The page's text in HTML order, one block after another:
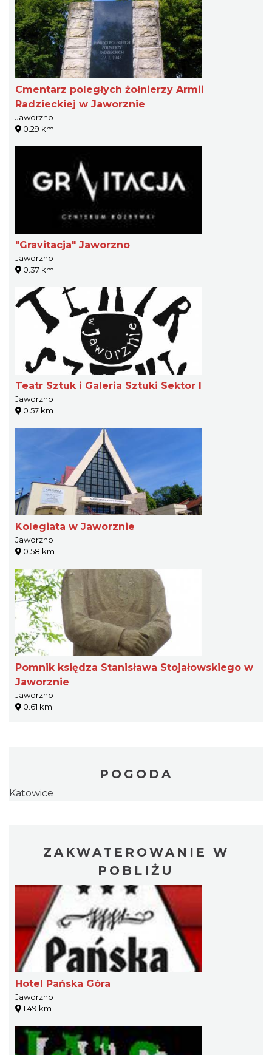
Cmentarz poległych żołnierzy Armii
Radzieckiej w Jaworznie
Jaworzno
0.29 km
"Gravitacja" Jaworzno
Jaworzno
0.37 km
Teatr Sztuk i Galeria Sztuki Sektor I
Jaworzno
0.57 km
Kolegiata w Jaworznie
Jaworzno
0.58 km
Pomnik księdza Stanisława Stojałowskiego w
Jaworznie
Jaworzno
0.61 km
POGODA
Katowice
ZAKWATEROWANIE W
POBLIŻU
Hotel Pańska Góra
Jaworzno
1.49 km